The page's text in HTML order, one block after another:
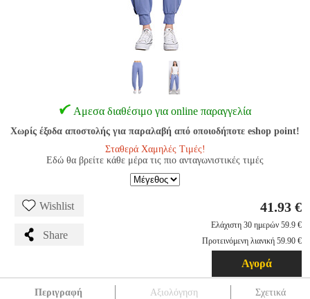
Αμεσα διαθέσιμο για online παραγγελία
Χωρίς έξοδα αποστολής για παραλαβή από οποιοδήποτε eshop point!
Σταθερά Χαμηλές Τιμές!
Εδώ θα βρείτε κάθε μέρα τις πιο ανταγωνιστικές τιμές
Wishlist
Share
41.93 €
Ελάχιστη 30 ημερών 59.9 €
Προτεινόμενη λιανική 59.90 €
Αγορά
Περιγραφή Αξιολόγηση Σχετικά